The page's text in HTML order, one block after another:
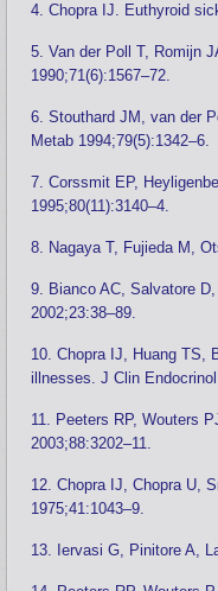
4. Chopra IJ. Euthyroid
5. Van der Poll T, Romijn
1990;71(6):1567–72.
6. Stouthard JM, van der
Metab 1994;79(5):1342–6.
7. Corssmit EP,
1995;80(11):3140–4.
8. Nagaya T, Fujieda M,
9. Bianco AC, Salvatore
2002;23:38–89.
10. Chopra IJ, Huang TS,
illnesses. J Clin
11. Peeters RP, Wouters
2003;88:3202–11.
12. Chopra IJ, Chopra U,
1975;41:1043–9.
13. Iervasi G, Pinitore A,